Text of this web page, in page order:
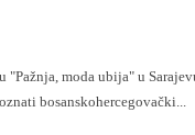
28. decembra, bilo domaćin jedinstvene modne
bosanskohercegovački...